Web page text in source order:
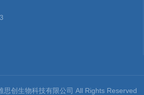
思创生物科技有限公司 All Rights